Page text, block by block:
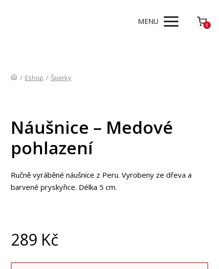
MENU 0
/ Eshop / Šperky
Náušnice – Medové
pohlazení
Ručně vyráběné náušnice z Peru. Vyrobeny ze dřeva a
barvené pryskyřice. Délka 5 cm.
289 Kč